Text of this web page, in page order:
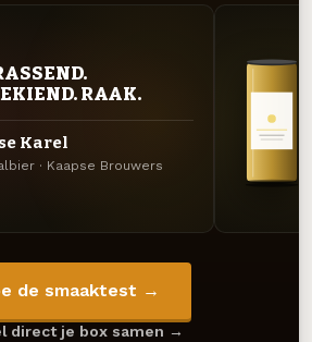
RAAK.
Karel
· Kaapse Brouwers
de smaaktest →
direct je box samen →